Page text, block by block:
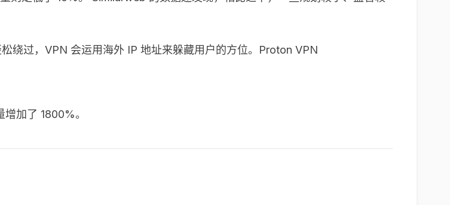
绕过，VPN 会运用海外 IP 地址来躲藏用户的方位。Proton VPN
加了 1800%。